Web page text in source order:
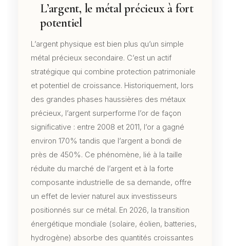
L’argent, le métal précieux à fort
potentiel
L’argent physique est bien plus qu’un simple
métal précieux secondaire. C’est un actif
stratégique qui combine protection patrimoniale
et potentiel de croissance. Historiquement, lors
des grandes phases haussières des métaux
précieux, l’argent surperforme l’or de façon
significative : entre 2008 et 2011, l’or a gagné
environ 170% tandis que l’argent a bondi de
près de 450%. Ce phénomène, lié à la taille
réduite du marché de l’argent et à la forte
composante industrielle de sa demande, offre
un effet de levier naturel aux investisseurs
positionnés sur ce métal. En 2026, la transition
énergétique mondiale (solaire, éolien, batteries,
hydrogène) absorbe des quantités croissantes